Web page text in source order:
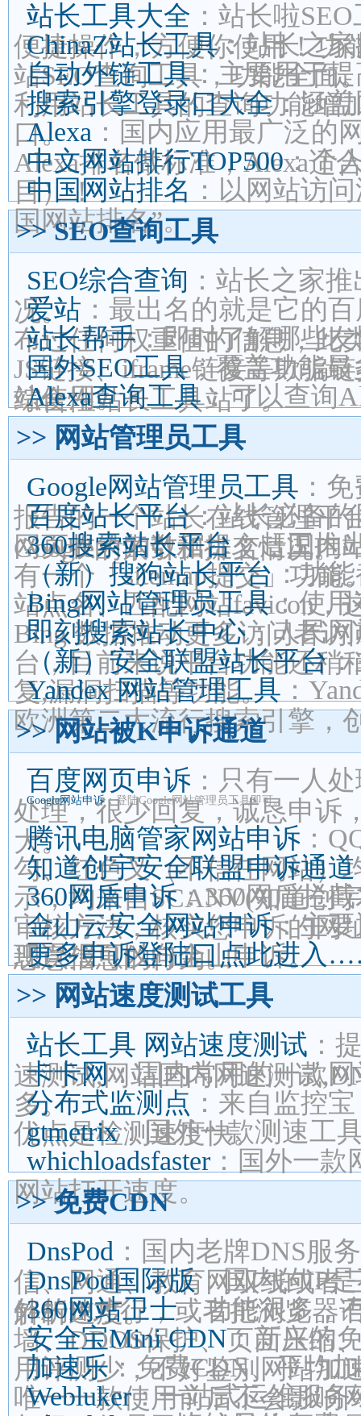
站长工具大全 ：站长啦
便捷操作，方便你使用！功
ChinaZ站长工具：站长之
站SEO查询工具，功能全面
自动外链工具：主要用于
利用站长工具的查询功能增
搜索引擎登录口大全：涵
口。
Alexa ：国内应用最广泛的
Alexa排名做标准，Alexa适
中文网站排行TOP500：个
目）！
中国网站排名 ：以网站访
国网站排名”。
>> SEO查询工具
SEO综合查询 ：站长之家
况。
爱站 ：最出名的就是它的
布过任何权重值的信息，此
站长帮手：即时了解哪些
JS链接、iframe链接等欺骗
综合性站长工具站了。
国外SEO工具：覆盖功能最
站使用。
Alexa查询工具：可以查询
>> 网站管理员工具
Google网站管理员工具 ：
报告的一个站长在线管理平
Google的索引和排名情况。
百度站长平台：站长必备
网页收录的数据提交，国内
360搜索站长平台：赶工推
有一个「sitemap提交」功能
（新）搜狗站长平台 ：功
站点名、匹配网站favicon，
Bing网站管理员工具：使用
Bing 数据推动更多访问者访
即刻搜索站长中心：人民
台，目前来说平台功能还稍
（新）安全联盟站长平台
复,漏洞扫描等功能。
Yandex 网站管理工具 ：
欧洲第二大流行搜索引擎，
>> 网站被K申诉通道
百度网页申诉 ：只有一人
处理，很少回复，诚恳申诉
大。
Google网站申诉：登陆Google网站管理员工具即可。
腾讯电脑管家网站申诉 ：
勾、红色叉（不信任网站）
知道创宇安全联盟申诉通道
示，均来自SCANV(知道创
360网盾申诉：360网盾拦
审核方法，核实您申诉的网
恶意信息的行为。
金山云安全网站申诉：主
现误报可以向金山申诉。
更多申诉登陆口点此进入
>> 网站速度测试工具
站长工具 网站速度测试 ：
速测试,网站国内网速测试
卡卡网：国内常用的一款
多。
分布式监测点 ：来自监控
优点是检测速度快。
gtmetrix：国外一款测速工
whichloadsfaster ：国外一
网站打开速度。
>> 免费CDN
DnsPod ：国内老牌DNS服
信、网通、教育网双线或者
解析速度。
DnsPod国际版：国内的IP
外的IP才行，或者把浏览器
360网站卫士：功能很多，
墙、DDOS保护、页面压缩
安全宝Mini CDN：新兴的
用评测少，不好鉴别网站加
加速乐：免费CDN、平均
唯一一款使用前后不会影响
Webluker：一站式运维服